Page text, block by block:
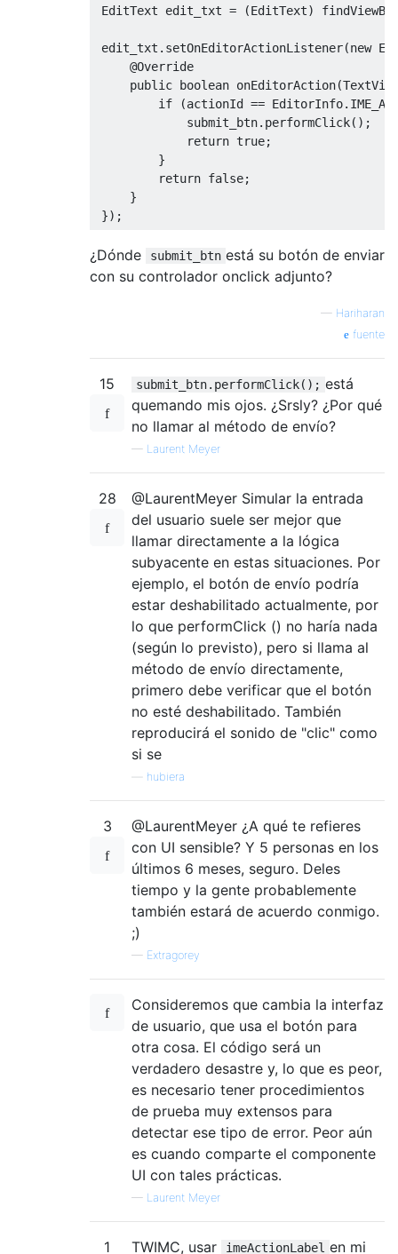
EditText edit_txt = (EditText)
edit_txt . setOnEditorActionListener(new
@Override
public boolean onEditorAction(
if
(actionId == EditorInfo.
             submit_btn
. performClick();
return true;
}
return false;
}
});
¿Dónde submit_btn está su botón de enviar
con su controlador onclick adjunto?
— Hariharan
fuente
15 submit_btn.performClick(); está
quemando mis ojos. ¿Srsly? ¿Por qué
no llamar al método de envío?
— Laurent Meyer
28
@LaurentMeyer Simular la entrada
del usuario suele ser mejor que
llamar directamente a la lógica
subyacente en estas situaciones. Por
ejemplo, el botón de envío podría
estar deshabilitado actualmente, por
lo que performClick () no haría nada
(según lo previsto), pero si llama al
método de envío directamente,
primero debe verificar que el botón
no esté deshabilitado. También
reproducirá el sonido de "clic" como
si se
hubiera
3
@LaurentMeyer ¿A qué te refieres
con UI sensible? Y 5 personas en los
últimos 6 meses, seguro. Deles
tiempo y la gente probablemente
también estará de acuerdo conmigo.
;)
— Extragorey
Consideremos que cambia la interfaz
de usuario, que usa el botón para
otra cosa. El código será un
verdadero desastre y, lo que es peor,
es necesario tener procedimientos
de prueba muy extensos para
detectar ese tipo de error. Peor aún
es cuando comparte el componente
UI con tales prácticas.
— Laurent Meyer
1 TWIMC, usar imeActionLabel en mi